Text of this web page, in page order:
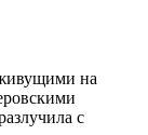
на
с